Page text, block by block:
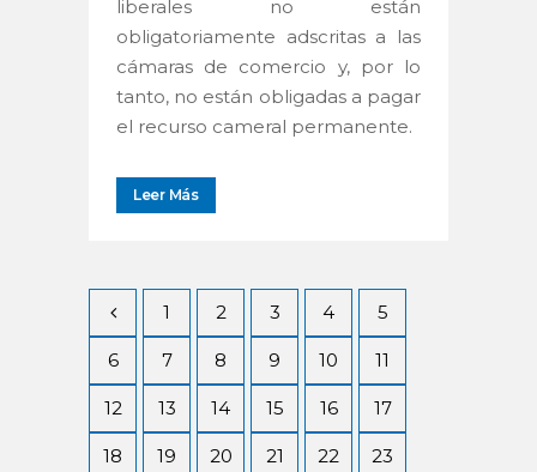
liberales no están
obligatoriamente adscritas a las
cámaras de comercio y, por lo
tanto, no están obligadas a pagar
el recurso cameral permanente.
Leer Más
1 2 3 4 5
6 7 8 9 10 11
12 13 14 15 16 17
18 19 20 21 22 23